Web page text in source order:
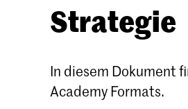
Strategie
In diesem Dokument
Academy Formats.